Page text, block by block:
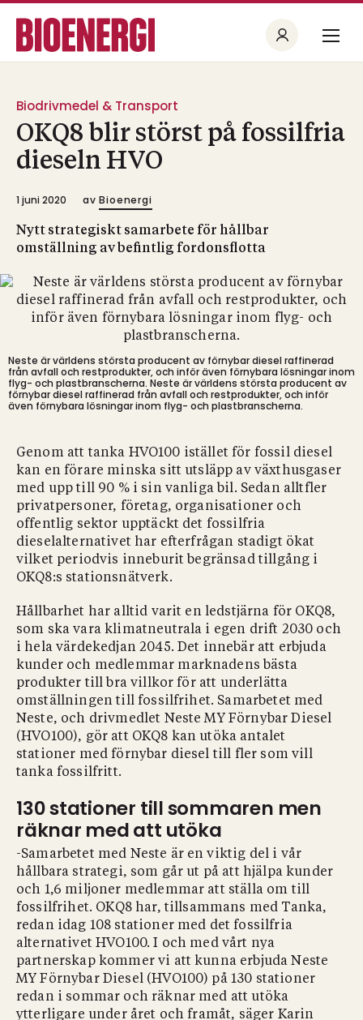
Biodrivmedel & Transport
OKQ8 blir störst på fossilfria
dieseln HVO
1 juni 2020 av Bioenergi
Nytt strategiskt samarbete för hållbar
omställning av befintlig fordonsflotta
Neste är världens största producent av förnybar diesel raffinerad
från avfall och restprodukter, och inför även förnybara lösningar inom
flyg- och plastbranscherna. Neste är världens största producent av
förnybar diesel raffinerad från avfall och restprodukter, och inför
även förnybara lösningar inom flyg- och plastbranscherna.
Genom att tanka HVO100 istället för fossil diesel
kan en förare minska sitt utsläpp av växthusgaser
med upp till 90 % i sin vanliga bil. Sedan alltfler
privatpersoner, företag, organisationer och
offentlig sektor upptäckt det fossilfria
dieselalternativet har efterfrågan stadigt ökat
vilket periodvis inneburit begränsad tillgång i
OKQ8:s stationsnätverk.
Hållbarhet har alltid varit en ledstjärna för OKQ8,
som ska vara klimatneutrala i egen drift 2030 och
i hela värdekedjan 2045. Det innebär att erbjuda
kunder och medlemmar marknadens bästa
produkter till bra villkor för att underlätta
omställningen till fossilfrihet. Samarbetet med
Neste, och drivmedlet Neste MY Förnybar Diesel
(HVO100), gör att OKQ8 kan utöka antalet
stationer med förnybar diesel till fler som vill
tanka fossilfritt.
130 stationer till sommaren men
räknar med att utöka
-Samarbetet med Neste är en viktig del i vår
hållbara strategi, som går ut på att hjälpa kunder
och 1,6 miljoner medlemmar att ställa om till
fossilfrihet. OKQ8 har, tillsammans med Tanka,
redan idag 108 stationer med det fossilfria
alternativet HVO100. I och med vårt nya
partnerskap kommer vi att kunna erbjuda Neste
MY Förnybar Diesel (HVO100) på 130 stationer
redan i sommar och räknar med att utöka
ytterligare under året och framåt, säger Karin